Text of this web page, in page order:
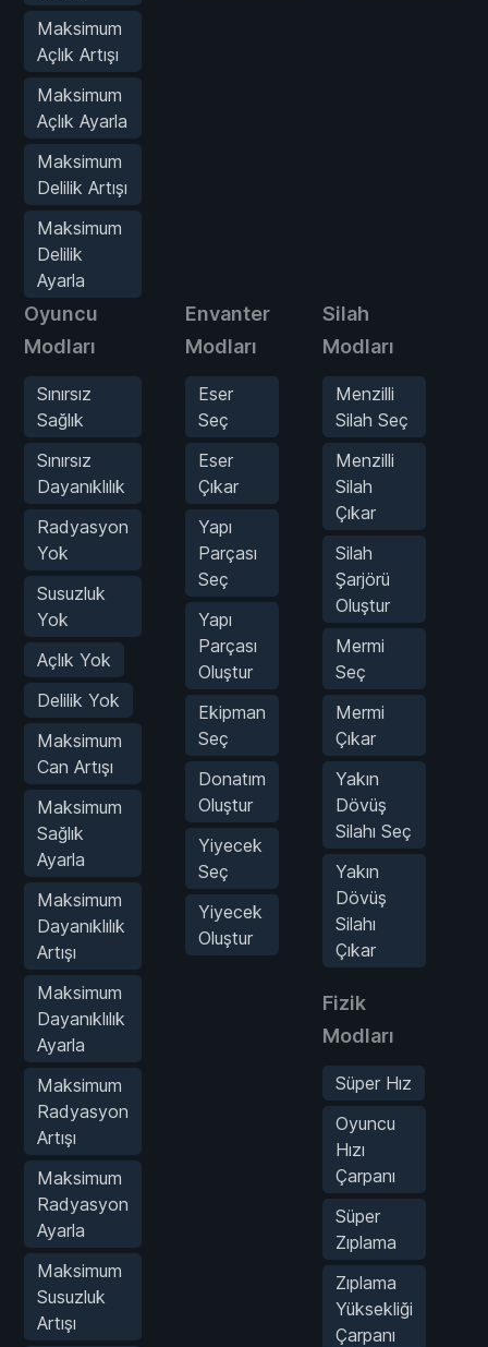
Maksimum
Açlık Artışı
Maksimum
Açlık Ayarla
Maksimum
Delilik Artışı
Maksimum
Delilik
Ayarla
Oyuncu
Modları
Sınırsız
Sağlık
Sınırsız
Dayanıklılık
Radyasyon
Yok
Susuzluk
Yok
Açlık Yok
Delilik Yok
Maksimum
Can Artışı
Maksimum
Sağlık
Ayarla
Maksimum
Dayanıklılık
Artışı
Maksimum
Dayanıklılık
Ayarla
Maksimum
Radyasyon
Artışı
Maksimum
Radyasyon
Ayarla
Maksimum
Susuzluk
Artışı
Envanter
Modları
Eser
Seç
Eser
Çıkar
Yapı
Parçası
Seç
Yapı
Parçası
Oluştur
Ekipman
Seç
Donatım
Oluştur
Yiyecek
Seç
Yiyecek
Oluştur
Silah
Modları
Menzilli
Silah Seç
Menzilli
Silah
Çıkar
Silah
Şarjörü
Oluştur
Mermi
Seç
Mermi
Çıkar
Yakın
Dövüş
Silahı Seç
Yakın
Dövüş
Silahı
Çıkar
Fizik
Modları
Süper Hız
Oyuncu
Hızı
Çarpanı
Süper
Zıplama
Zıplama
Yüksekliği
Çarpanı